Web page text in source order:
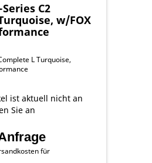
C2
w/FOX
L Turquoise,
ist aktuell nicht an
Sie an
für